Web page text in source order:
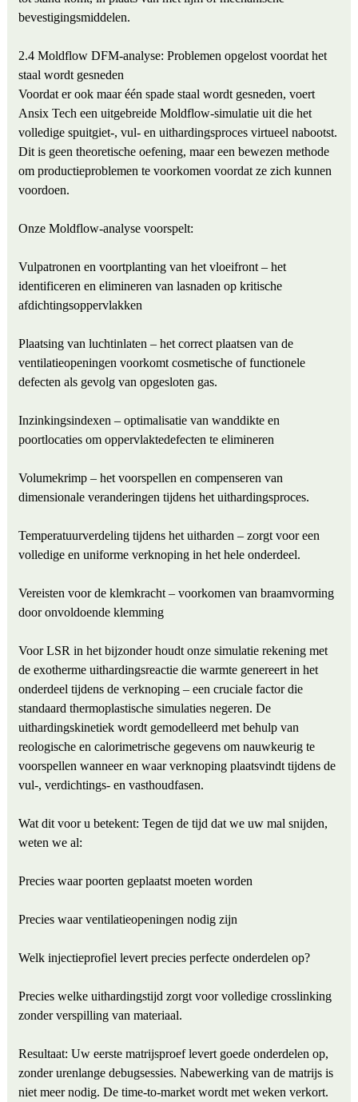
bevestigingsmiddelen.
2.4 Moldflow DFM-analyse: Problemen opgelost voordat het
staal wordt gesneden
Voordat er ook maar één spade staal wordt gesneden, voert
Ansix Tech een uitgebreide Moldflow-simulatie uit die het
volledige spuitgiet-, vul- en uithardingsproces virtueel nabootst.
Dit is geen theoretische oefening, maar een bewezen methode
om productieproblemen te voorkomen voordat ze zich kunnen
voordoen.
Onze Moldflow-analyse voorspelt:
Vulpatronen en voortplanting van het vloeifront – het
identificeren en elimineren van lasnaden op kritische
afdichtingsoppervlakken
Plaatsing van luchtinlaten – het correct plaatsen van de
ventilatieopeningen voorkomt cosmetische of functionele
defecten als gevolg van opgesloten gas.
Inzinkingsindexen – optimalisatie van wanddikte en
poortlocaties om oppervlaktedefecten te elimineren
Volumekrimp – het voorspellen en compenseren van
dimensionale veranderingen tijdens het uithardingsproces.
Temperatuurverdeling tijdens het uitharden – zorgt voor een
volledige en uniforme verknoping in het hele onderdeel.
Vereisten voor de klemkracht – voorkomen van braamvorming
door onvoldoende klemming
Voor LSR in het bijzonder houdt onze simulatie rekening met
de exotherme uithardingsreactie die warmte genereert in het
onderdeel tijdens de verknoping – een cruciale factor die
standaard thermoplastische simulaties negeren. De
uithardingskinetiek wordt gemodelleerd met behulp van
reologische en calorimetrische gegevens om nauwkeurig te
voorspellen wanneer en waar verknoping plaatsvindt tijdens de
vul-, verdichtings- en vasthoudfasen.
Wat dit voor u betekent: Tegen de tijd dat we uw mal snijden,
weten we al:
Precies waar poorten geplaatst moeten worden
Precies waar ventilatieopeningen nodig zijn
Welk injectieprofiel levert precies perfecte onderdelen op?
Precies welke uithardingstijd zorgt voor volledige crosslinking
zonder verspilling van materiaal.
Resultaat: Uw eerste matrijsproef levert goede onderdelen op,
zonder urenlange debugsessies. Nabewerking van de matrijs is
niet meer nodig. De time-to-market wordt met weken verkort.